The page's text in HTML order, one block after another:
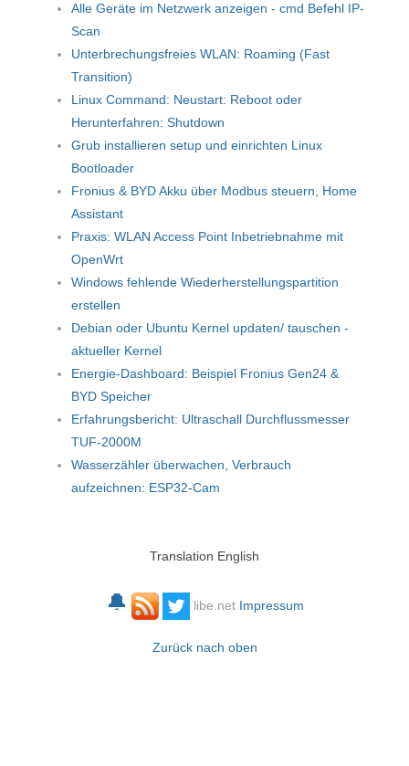
Alle Geräte im Netzwerk anzeigen - cmd Befehl IP-
Scan
Unterbrechungsfreies WLAN: Roaming (Fast
Transition)
Linux Command: Neustart: Reboot oder
Herunterfahren: Shutdown
Grub installieren setup und einrichten Linux
Bootloader
Fronius & BYD Akku über Modbus steuern, Home
Assistant
Praxis: WLAN Access Point Inbetriebnahme mit
OpenWrt
Windows fehlende Wiederherstellungspartition
erstellen
Debian oder Ubuntu Kernel updaten/ tauschen -
aktueller Kernel
Energie-Dashboard: Beispiel Fronius Gen24 &
BYD Speicher
Erfahrungsbericht: Ultraschall Durchflussmesser
TUF-2000M
Wasserzähler überwachen, Verbrauch
aufzeichnen: ESP32-Cam
Translation English
🔔 libe.net Impressum
Zurück nach oben